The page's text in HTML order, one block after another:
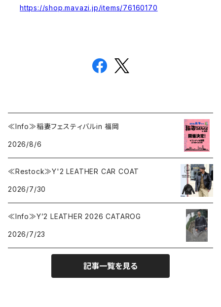
https://shop.mavazi.jp/items/76160170
≪Info≫稲妻フェスティバルin 福岡
2026/8/6
≪Restock≫Y'2 LEATHER CAR COAT
2026/7/30
≪Info≫Y’2 LEATHER 2026 CATAROG
2026/7/23
記事一覧を見る